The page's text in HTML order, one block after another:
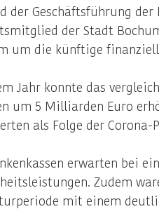
der Geschäftsführung der
der Stadt
um die künftige
Jahr konnte das
um 5 Milliarden Euro
als Folge der
erwarten bei
Zudem
mit einem